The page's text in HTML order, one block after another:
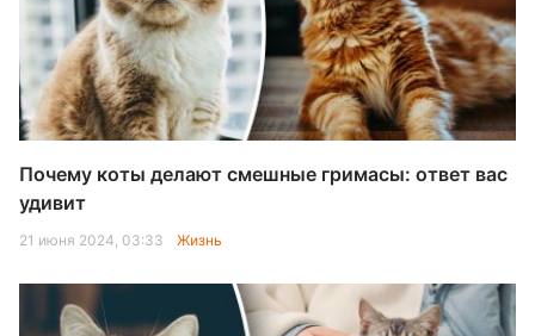
Почему коты делают смешные гримасы: ответ вас
удивит
21 июня 2024, 03:33 Жизнь